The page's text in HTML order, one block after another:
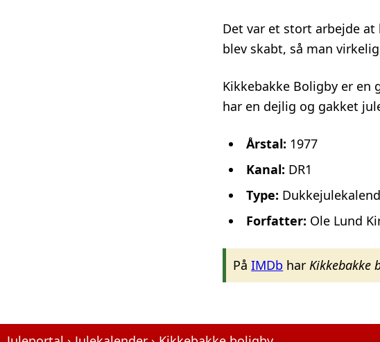
Det var et stort arbejde at
blev skabt, så man
Kikkebakke Boligby er en
har en dejlig og gakket
Årstal: 1977
Kanal: DR1
Type:
Forfatter: Ole Lund
PåIMDb har Kikkebakke